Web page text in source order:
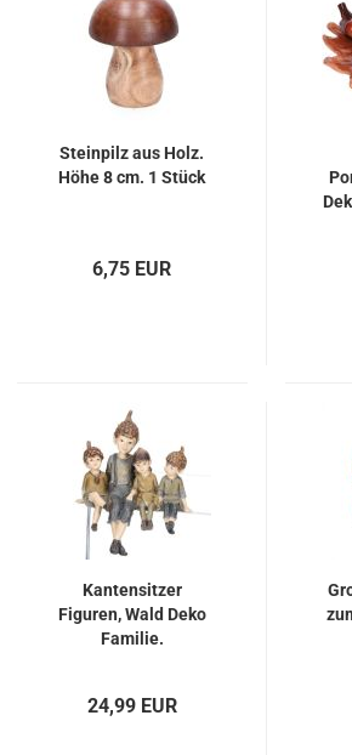
Steinpilz aus Holz.
Höhe 8 cm. 1 Stück
6,75 EUR
Kantensitzer
Figuren, Wald Deko
Familie.
24,99 EUR